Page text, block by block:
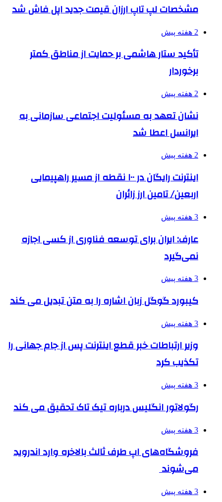
مشخصات لپ تاپ ارزان قیمت جدید اپل فاش شد
2 هفته پیش
تأکید ستار هاشمی بر حمایت از مناطق کمتر
برخوردار
2 هفته پیش
نشان تعهد به مسئولیت اجتماعی سازمانی به
ایرانسل اعطا شد
2 هفته پیش
اینترنت رایگان در ۱۰۰ نقطه از مسیر راهپیمایی
اربعین/ تامین ارز زائران
3 هفته پیش
عارف: ایران برای توسعه فناوری از کسی اجازه
نمی‌گیرد
3 هفته پیش
کیبورد گوگل زبان اشاره را به متن تبدیل می کند
3 هفته پیش
وزیر ارتباطات خبر قطع اینترنت پس از جام جهانی را
تکذیب کرد
3 هفته پیش
رگولاتور انگلیس درباره تیک تاک تحقیق می کند
3 هفته پیش
فروشگاه‌های اپ طرف ثالث بالاخره وارد اندروید
می‌شوند
3 هفته پیش